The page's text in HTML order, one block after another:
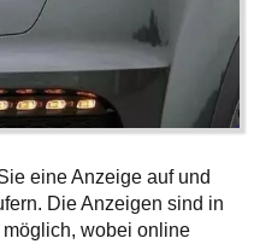
eine Anzeige auf und
Die Anzeigen sind in
wobei online